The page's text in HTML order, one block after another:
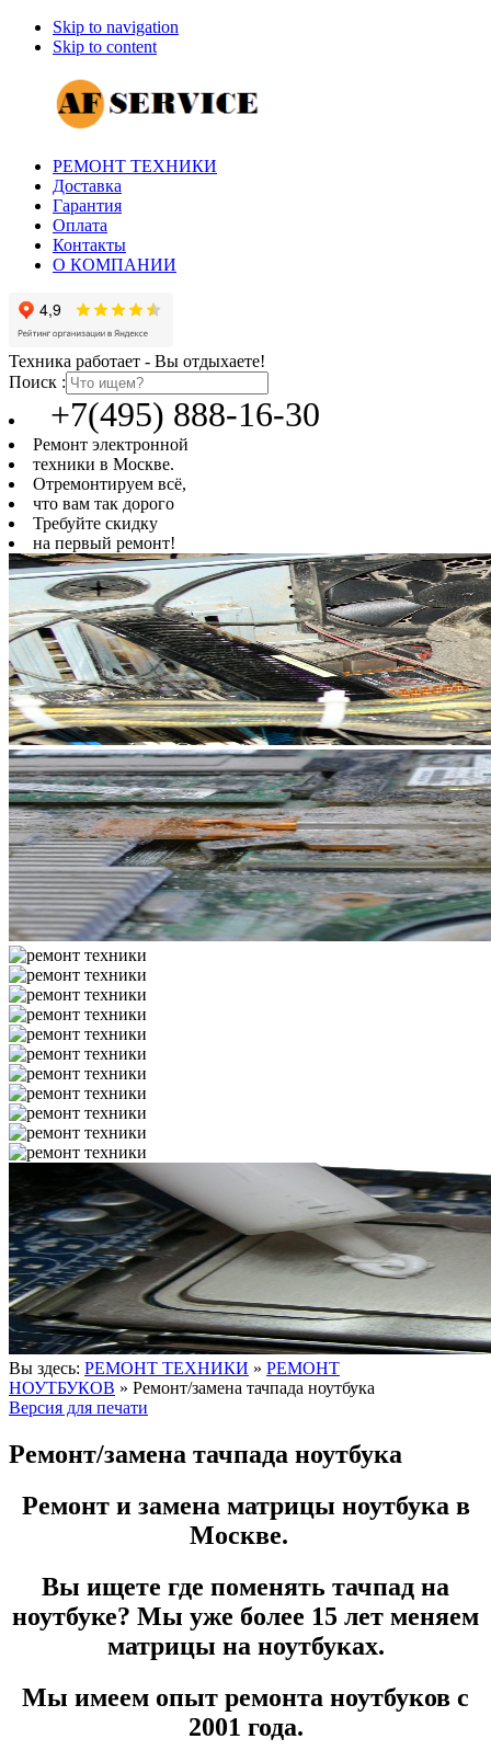
Skip to navigation
Skip to content
РЕМОНТ ТЕХНИКИ
Доставка
Гарантия
Оплата
Контакты
О КОМПАНИИ
Техника работает - Вы отдыхаете!
Поиск :
+7(495) 888-16-30
Ремонт электронной
техники в Москве.
Отремонтируем всё,
что вам так дорого
Требуйте скидку
на первый ремонт!
Вы здесь: РЕМОНТ ТЕХНИКИ » РЕМОНТ
НОУТБУКОВ » Ремонт/замена тачпада ноутбука
Версия для печати
Ремонт/замена тачпада ноутбука
Ремонт и замена матрицы ноутбука в
Москве.
Вы ищете где поменять тачпад на
ноутбуке? Мы уже более 15 лет меняем
матрицы на ноутбуках.
Мы имеем опыт ремонта ноутбуков с
2001 года.